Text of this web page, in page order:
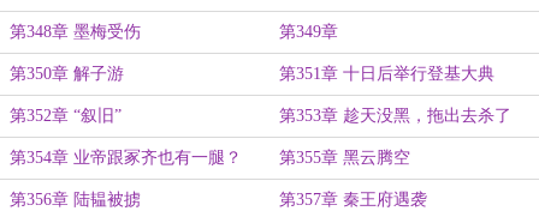
第348章 墨梅受伤 第349章
第350章 解子游 第351章 十日后举行登基大典
第352章 “叙旧” 第353章 趁天没黑，拖出去杀了
第354章 业帝跟冢齐也有一腿？ 第355章 黑云腾空
第356章 陆韫被掳 第357章 秦王府遇袭